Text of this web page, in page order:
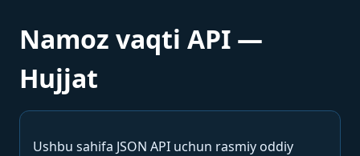
Namoz vaqti API —
Hujjat
Ushbu sahifa JSON API uchun rasmiy oddiy